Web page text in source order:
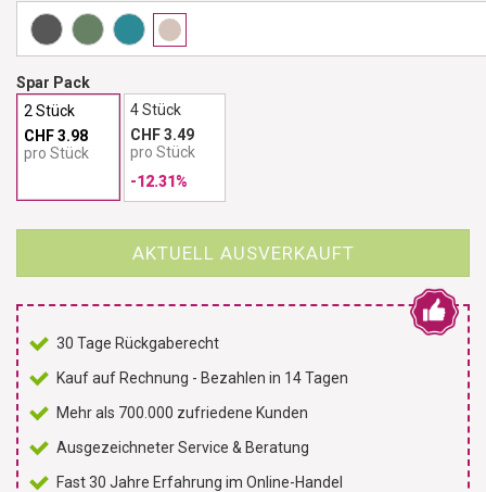
Spar Pack
2 Stück
CHF 3.98
pro Stück
4 Stück
CHF 3.49
pro Stück
-12.31%
AKTUELL AUSVERKAUFT
30 Tage Rückgaberecht
Kauf auf Rechnung - Bezahlen in 14 Tagen
Mehr als 700.000 zufriedene Kunden
Ausgezeichneter Service & Beratung
Fast 30 Jahre Erfahrung im Online-Handel